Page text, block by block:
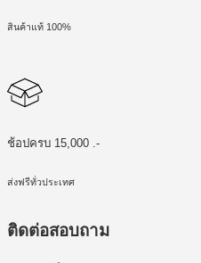
สินค้าแท้ 100%
ช้อปครบ 15,000 .-
ส่งฟรีทั่วประเทศ
ติดต่อสอบถาม